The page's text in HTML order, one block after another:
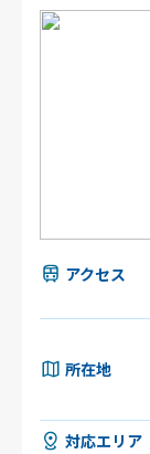
アクセス
所在地
対応エリア